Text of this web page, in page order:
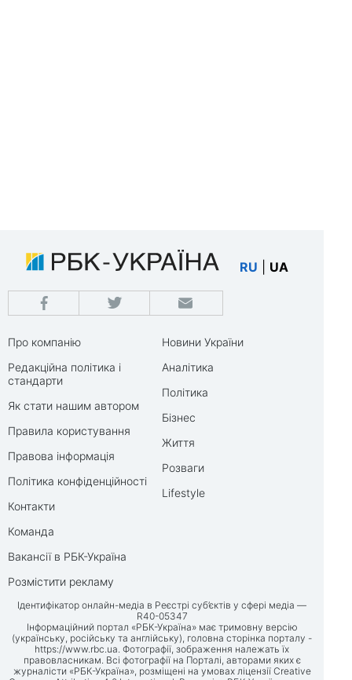
RU UA
Про компанію
Редакційна політика і
стандарти
Як стати нашим автором
Правила користування
Правова інформація
Політика конфіденційності
Контакти
Команда
Вакансії в РБК-Україна
Розмістити рекламу
Новини України
Аналітика
Політика
Бізнес
Життя
Розваги
Lifestyle
Ідентифікатор онлайн-медіа в Реєстрі суб’єктів у сфері медіа —
R40-05347
Інформаційний портал «РБК-Україна» має тримовну версію
(українську, російську та англійську), головна сторінка порталу -
https://www.rbc.ua. Фотографії, зображення належать їх
правовласникам. Всі фотографії на Порталі, авторами яких є
журналісти «РБК-Україна», розміщені на умовах ліцензії Creative